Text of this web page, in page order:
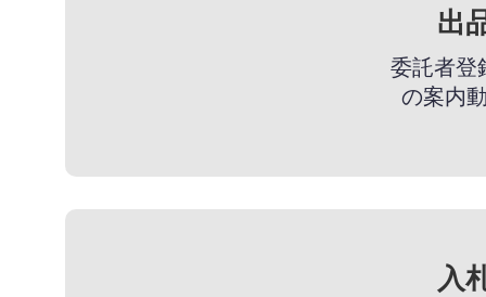
出
委託者登
の案内
入